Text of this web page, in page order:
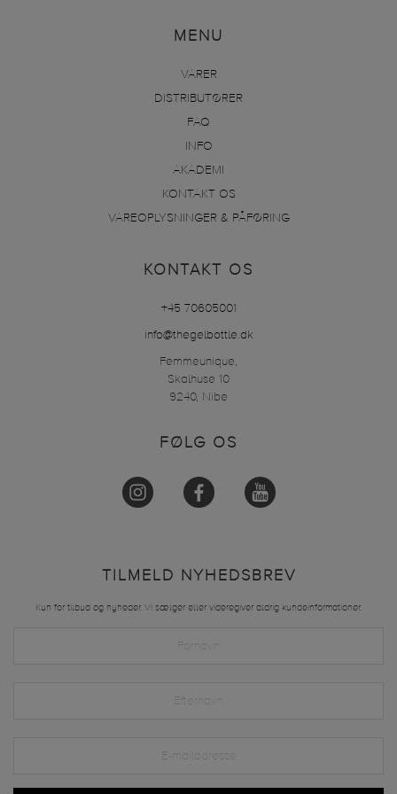
MENU
VARER
DISTRIBUTØRER
FAQ
INFO
AKADEMI
KONTAKT OS
VAREOPLYSNINGER & PÅFØRING
KONTAKT OS
+45 70605001
info@thegelbottle.dk
Femmeunique,
Skalhuse 10
9240, Nibe
FØLG OS
TILMELD NYHEDSBREV
Kun for tilbud og nyheder. Vi sælger eller videregiver aldrig kundeinformationer.